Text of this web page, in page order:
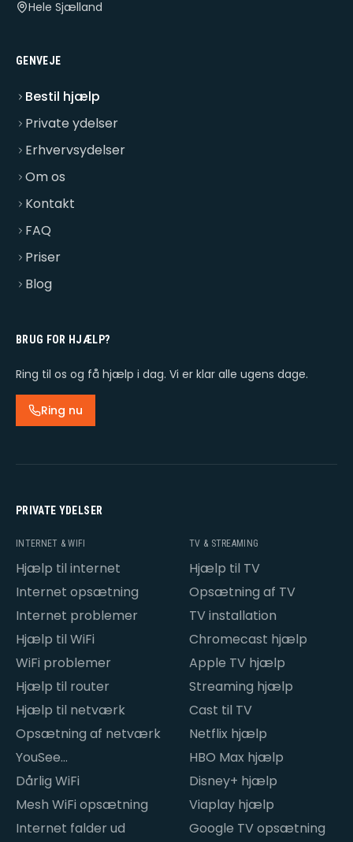
Hele Sjælland
GENVEJE
Bestil hjælp
Private ydelser
Erhvervsydelser
Om os
Kontakt
FAQ
Priser
Blog
BRUG FOR HJÆLP?
Ring til os og få hjælp i dag. Vi er klar alle ugens dage.
Ring nu
PRIVATE YDELSER
INTERNET & WIFI
Hjælp til internet
Internet opsætning
Internet problemer
Hjælp til WiFi
WiFi problemer
Hjælp til router
Hjælp til netværk
Opsætning af netværk
YouSee
internetproblemer
Dårlig WiFi
Mesh WiFi opsætning
Internet falder ud
TV & STREAMING
Hjælp til TV
Opsætning af TV
TV installation
Chromecast hjælp
Apple TV hjælp
Streaming hjælp
Cast til TV
Netflix hjælp
HBO Max hjælp
Disney+ hjælp
Viaplay hjælp
Google TV opsætning